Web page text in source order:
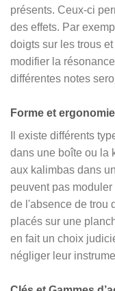
présents. Ceux-ci
des effets. Par
doigts sur les trous
modifier la
différentes notes
Forme et ergonomie
Il existe différents
dans une boîte ou la
aux kalimbas dans
peuvent pas moduler
de l'absence de trou
placés sur une
en fait un choix
négliger leur